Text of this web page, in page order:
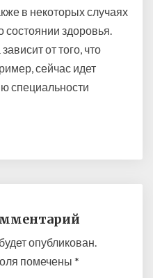
в некоторых случаях
состоянии здоровья.
от того, что
сейчас идет
специальности
опубликован.
помечены *